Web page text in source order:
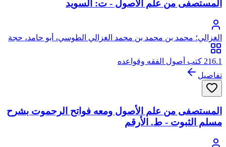
المستصفى من علم الأصول - ت: السويد
الغزالي؛ محمد بن محمد بن محمد الغزالي الطوسي، أبو حامد، حجة
الإسلام
216.1 كتب أصول الفقه وقواعده
تفاصيل
المستصفى من علم الأصول ومعه فواتح الرحموت بشرح
مسلم الثبوت - ط. الأرقم